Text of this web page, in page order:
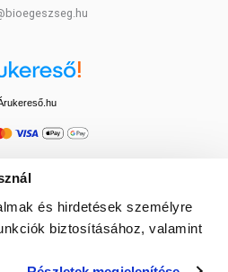
és hirdetések személyre
biztosításához, valamint